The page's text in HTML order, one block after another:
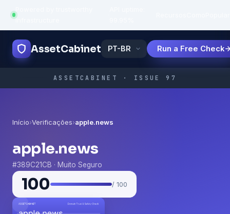
infrastructure
AssetCabinet Run a Free Check
ASSETCABINET · ISSUE 97
Início›Verificações›apple.news
apple.news
#389C21CB · Muito Seguro
100 / 100